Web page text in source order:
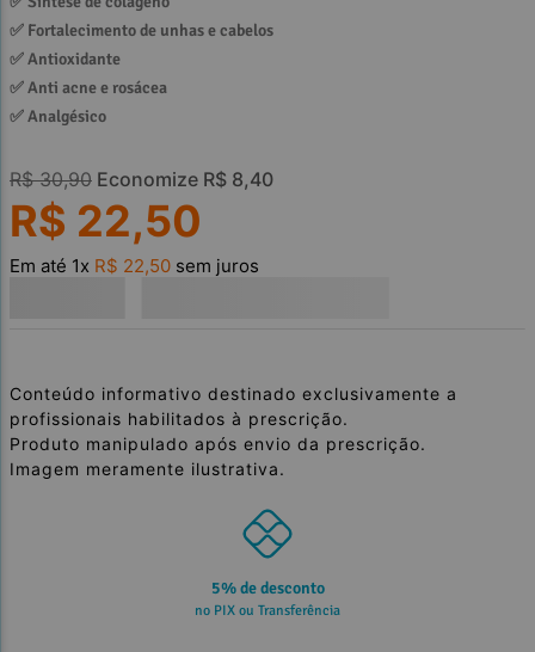
✅ Fortalecimento de unhas e cabelos
✅ Antioxidante
✅ Anti acne e rosácea
✅ Analgésico
R$ 30,90 Economize R$ 8,40
R$ 22,50
Em até 1x R$ 22,50 sem juros
Conteúdo informativo destinado exclusivamente a
profissionais habilitados à prescrição.
Produto manipulado após envio da prescrição.
Imagem meramente ilustrativa.
5% de desconto
no PIX ou Transferência